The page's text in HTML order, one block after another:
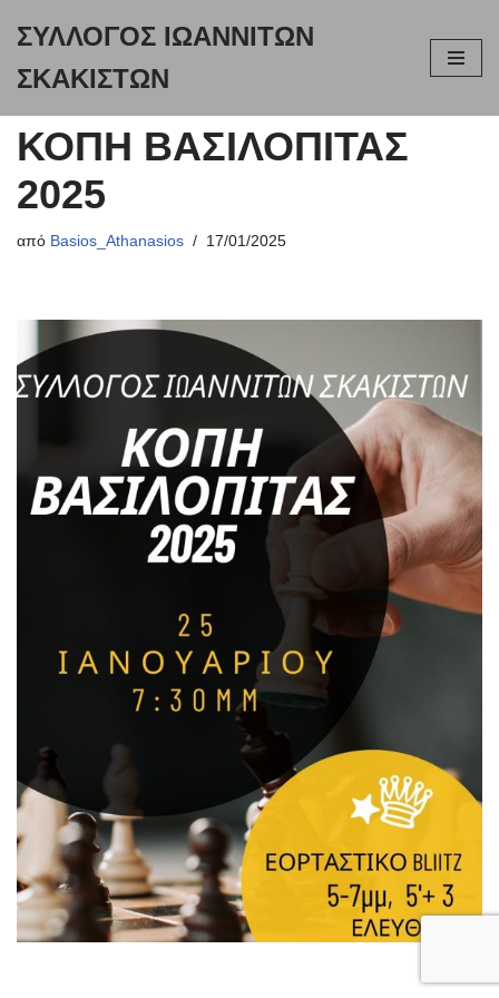
στο
περιεχόμενο
ΣΥΛΛΟΓΟΣ ΙΩΑΝΝΙΤΩΝ
ΣΚΑΚΙΣΤΩΝ
ΚΟΠΗ ΒΑΣΙΛΟΠΙΤΑΣ
2025
από Basios_Athanasios 17/01/2025